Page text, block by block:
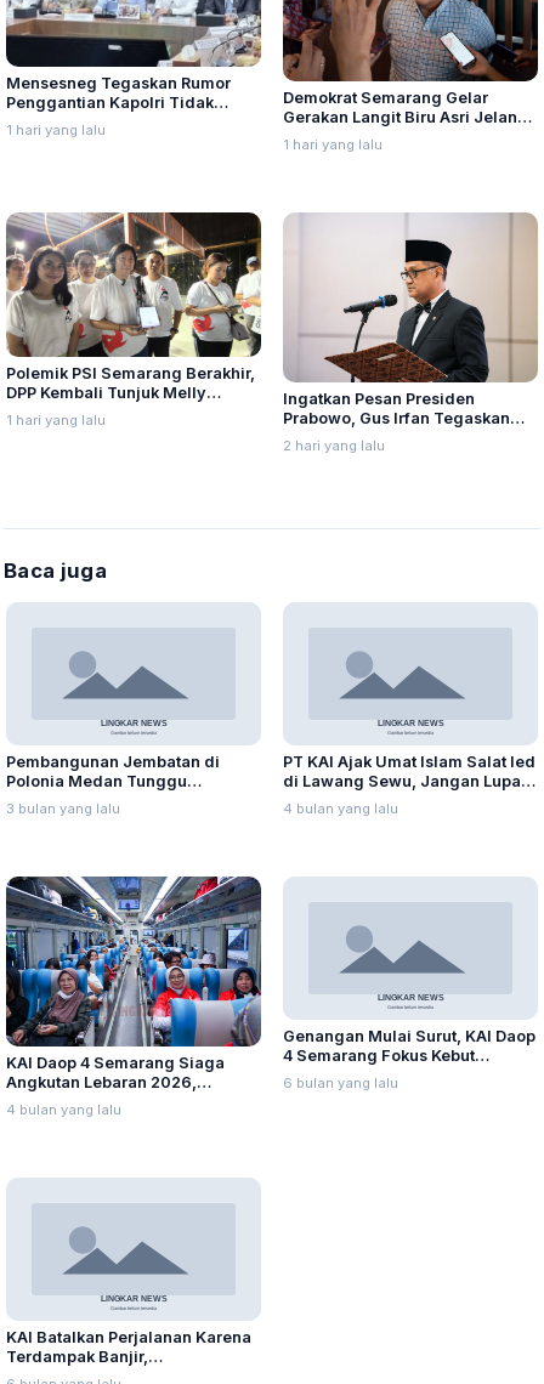
Mensesneg Tegaskan Rumor
Penggantian Kapolri Tidak
Benar
1 hari yang lalu
Demokrat Semarang Gelar
Gerakan Langit Biru Asri Jelang
HUT ke-25
1 hari yang lalu
Polemik PSI Semarang Berakhir,
DPP Kembali Tunjuk Melly
Pangestu
1 hari yang lalu
Ingatkan Pesan Presiden
Prabowo, Gus Irfan Tegaskan
Kemenhaj Tidak Beri Toleransi
Pelanggaran, Terutama Korupsi
2 hari yang lalu
Baca juga
Pembangunan Jembatan di
Polonia Medan Tunggu
Persetujuan PT KAI
3 bulan yang lalu
PT KAI Ajak Umat Islam Salat Ied
di Lawang Sewu, Jangan Lupa
Datang Lebih Awal
4 bulan yang lalu
KAI Daop 4 Semarang Siaga
Angkutan Lebaran 2026,
Prioritaskan Keselamatan dan
Kelancaran Perjalanan Pemudik
4 bulan yang lalu
Genangan Mulai Surut, KAI Daop
4 Semarang Fokus Kebut
Normalisasi Jalur Kereta Api
6 bulan yang lalu
KAI Batalkan Perjalanan Karena
Terdampak Banjir,
Pengembalian Harga Tiket 100